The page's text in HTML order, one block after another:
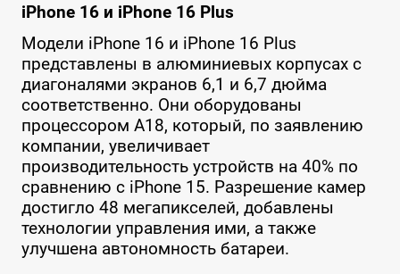
iPhone 16 и iPhone 16 Plus
Модели iPhone 16 и iPhone 16 Plus
представлены в алюминиевых корпусах с
диагоналями экранов 6,1 и 6,7 дюйма
соответственно. Они оборудованы
процессором A18, который, по заявлению
компании, увеличивает
производительность устройств на 40% по
сравнению с iPhone 15. Разрешение камер
достигло 48 мегапикселей, добавлены
технологии управления ими, а также
улучшена автономность батареи.